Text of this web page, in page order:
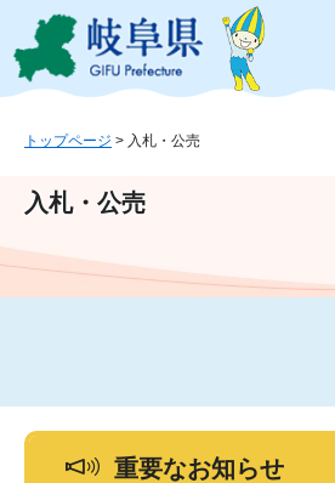
ジ
ュ
文
このページの本文へ
トップページ > 入札・公売
入札・公売
重要なお知らせ